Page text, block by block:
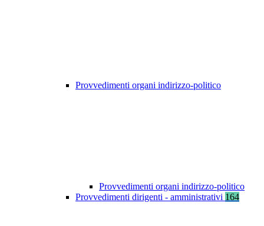
Provvedimenti organi indirizzo-politico
Provvedimenti organi indirizzo-politico
Provvedimenti dirigenti - amministrativi 164